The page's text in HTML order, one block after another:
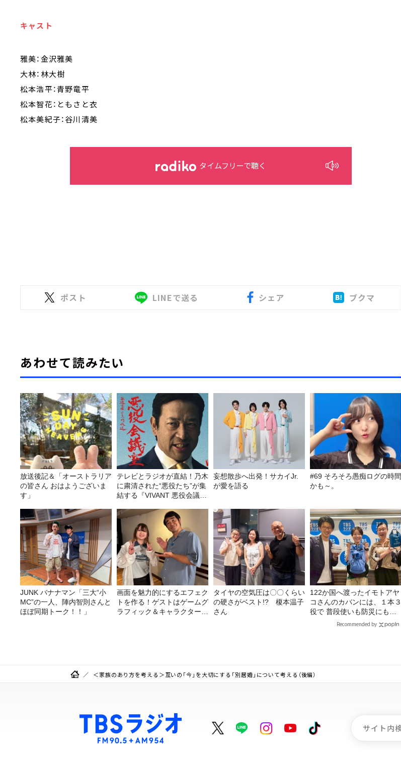
キャスト
雅美：金沢雅美
大林：林大樹
松本浩平：青野竜平
松本智花：ともさと衣
松本美紀子：谷川清美
タイムフリーで聴く
ポスト LINEで送る シェア ブクマ
あわせて読みたい
放送後記＆「オーストラリア
の皆さん おはようございま
す」
テレビとラジオが直結！乃木
に粛清された“悪役たち”が集
結する『VIVANT 悪役会議
妄想散歩へ出発！サカイJr.
が愛を語る
#69 そろそろ愚痴ログの時間
かも～。
JUNK バナナマン「三大“小
MC”の一人、陣内智則さんと
ほぼ同期トーク！！」
画面を魅力的にするエフェク
トを作る！ゲストはゲームグ
ラフィック＆キャラクター専
タイヤの空気圧は〇〇くらい
の硬さがベスト!? 榎本温子
さん
122か国へ渡ったイモトアヤ
コさんのカバンには、１本３
役で 普段使いも防災にもな
る最強の棒が入っていた！
Recommended by
＜家族のあり方を考える＞互いの「今」を大切にする「別居婚」について考える（後編）